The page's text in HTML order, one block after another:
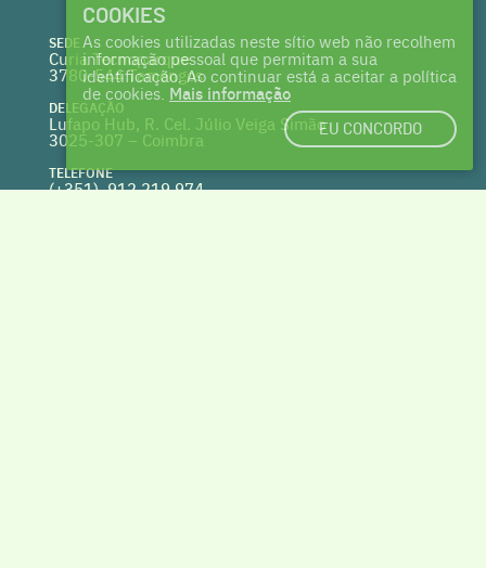
SEDE
Curia Tecnoparque
3780-544 Tamengos
DELEGAÇÃO
Lufapo Hub, R. Cel. Júlio Veiga Simão
3025-307 – Coimbra
TELEFONE
(+351) 912 219 974
COOKIES
As cookies utilizadas neste sítio web não recolhem
informação pessoal que permitam a sua
identificação. Ao continuar está a aceitar a política
de cookies. Mais informação
EU CONCORDO